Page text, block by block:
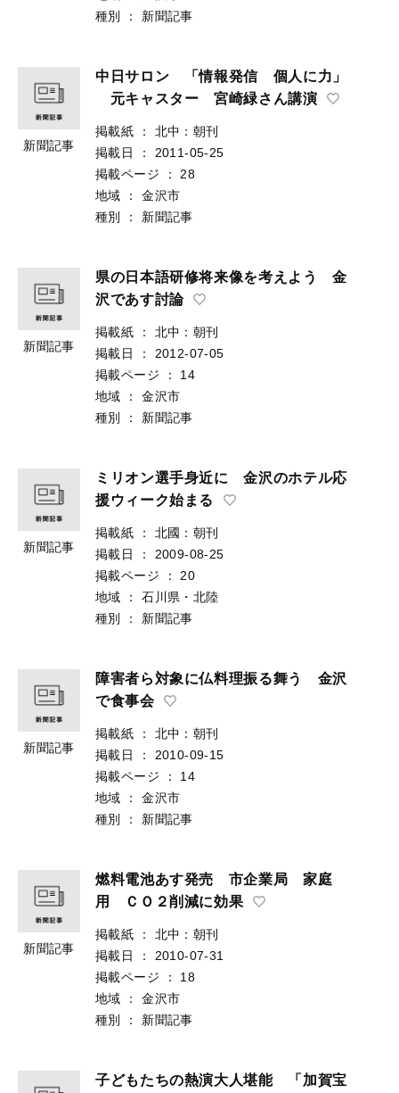
種別
： 新聞記事
新聞記事
中日サロン 「情報発信 個人に力」
元キャスター 宮崎緑さん講演
掲載紙 ：
北中：朝刊
掲載日
：
2011-05-25
掲載ページ
：
28
地域
：
金沢市
種別
： 新聞記事
新聞記事
県の日本語研修将来像を考えよう 金
沢であす討論
掲載紙 ：
北中：朝刊
掲載日
：
2012-07-05
掲載ページ
：
14
地域
：
金沢市
種別
： 新聞記事
新聞記事
ミリオン選手身近に 金沢のホテル応
援ウィーク始まる
掲載紙 ：
北國：朝刊
掲載日
：
2009-08-25
掲載ページ
：
20
地域
：
石川県・北陸
種別
： 新聞記事
新聞記事
障害者ら対象に仏料理振る舞う 金沢
で食事会
掲載紙 ：
北中：朝刊
掲載日
：
2010-09-15
掲載ページ
：
14
地域
：
金沢市
種別
： 新聞記事
新聞記事
燃料電池あす発売 市企業局 家庭
用 ＣＯ２削減に効果
掲載紙 ：
北中：朝刊
掲載日
：
2010-07-31
掲載ページ
：
18
地域
：
金沢市
種別
： 新聞記事
子どもたちの熱演大人堪能 「加賀宝